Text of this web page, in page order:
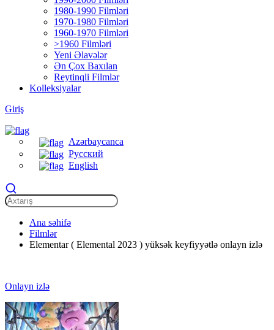
1980-1990 Filmləri
1970-1980 Filmləri
1960-1970 Filmləri
>1960 Filmləri
Yeni Əlavələr
Ən Çox Baxılan
Reytinqli Filmlər
Kolleksiyalar
Giriş
Azərbaycanca
Русский
English
Ana səhifə
Filmlər
Elementar ( Elemental 2023 ) yüksək keyfiyyətlə onlayn izlə
Onlayn izlə